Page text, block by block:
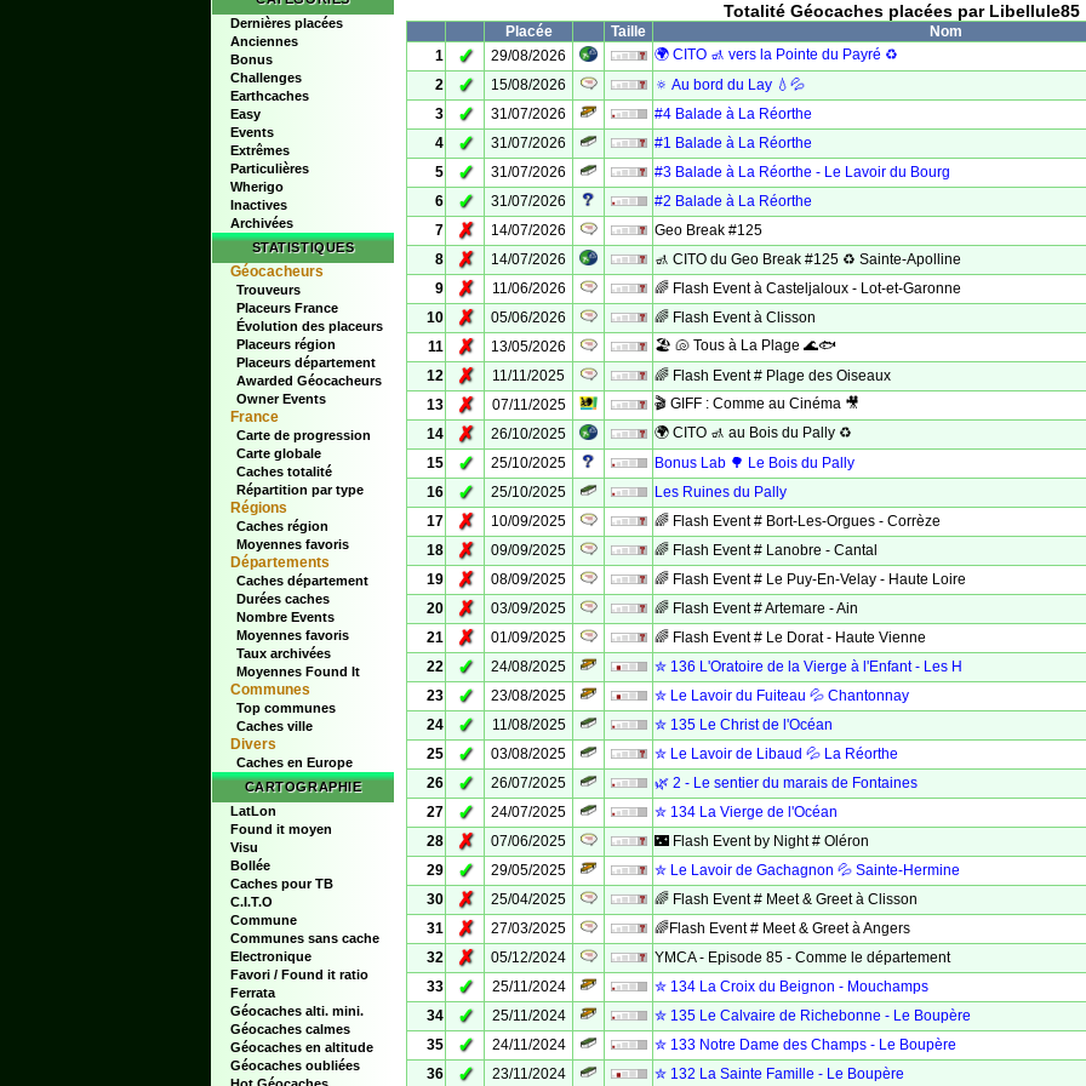
Dernières placées
Anciennes
Bonus
Challenges
Earthcaches
Easy
Events
Extrêmes
Particulières
Wherigo
Inactives
Archivées
STATISTIQUES
Géocacheurs
Trouveurs
Placeurs France
Évolution des placeurs
Placeurs région
Placeurs département
Awarded Géocacheurs
Owner Events
France
Carte de progression
Carte globale
Caches totalité
Répartition par type
Régions
Caches région
Moyennes favoris
Départements
Caches département
Durées caches
Nombre Events
Moyennes favoris
Taux archivées
Moyennes Found It
Communes
Top communes
Caches ville
Divers
Caches en Europe
CARTOGRAPHIE
LatLon
Found it moyen
Visu
Bollée
Caches pour TB
C.I.T.O
Commune
Communes sans cache
Electronique
Favori / Found it ratio
Ferrata
Géocaches alti. mini.
Géocaches calmes
Géocaches en altitude
Géocaches oubliées
Totalité Géocaches placées par Libellule85
Placée Taille
Nom
1
✓ 29/08/2026
🌍 CITO 🚮 vers la Pointe du Payré ♻️
2
✓ 15/08/2026
🔅 Au bord du Lay 💧💦
3
✓ 31/07/2026
#4 Balade à La Réorthe
4
✓ 31/07/2026
#1 Balade à La Réorthe
5
✓ 31/07/2026
#3 Balade à La Réorthe - Le Lavoir du Bourg
6
✓ 31/07/2026
#2 Balade à La Réorthe
7
✗ 14/07/2026
Geo Break #125
8
✗ 14/07/2026
🚮 CITO du Geo Break #125 ♻️ Sainte-Apolline
9
✗ 11/06/2026
🌈 Flash Event à Casteljaloux - Lot-et-Garonne
10
✗ 05/06/2026
🌈 Flash Event à Clisson
11
✗ 13/05/2026
🏖 🐚 Tous à La Plage 🌊🐟
12
✗ 11/11/2025
🌈 Flash Event # Plage des Oiseaux
13
✗ 07/11/2025
🎬 GIFF : Comme au Cinéma 🎥
14
✗ 26/10/2025
🌍 CITO 🚮 au Bois du Pally ♻️
15
✓ 25/10/2025
Bonus Lab 🌳 Le Bois du Pally
16
✓ 25/10/2025
Les Ruines du Pally
17
✗ 10/09/2025
🌈 Flash Event # Bort-Les-Orgues - Corrèze
18
✗ 09/09/2025
🌈 Flash Event # Lanobre - Cantal
19
✗ 08/09/2025
🌈 Flash Event # Le Puy-En-Velay - Haute Loire
20
✗ 03/09/2025
🌈 Flash Event # Artemare - Ain
21
✗ 01/09/2025
🌈 Flash Event # Le Dorat - Haute Vienne
22
✓ 24/08/2025
✮ 136 L'Oratoire de la Vierge à l'Enfant - Les H
23
✓ 23/08/2025
✮ Le Lavoir du Fuiteau 💦 Chantonnay
24
✓ 11/08/2025
✮ 135 Le Christ de l'Océan
25
✓ 03/08/2025
✮ Le Lavoir de Libaud 💦 La Réorthe
26
✓ 26/07/2025
🌿 2 - Le sentier du marais de Fontaines
27
✓ 24/07/2025
✮ 134 La Vierge de l'Océan
28
✗ 07/06/2025
🌃 Flash Event by Night # Oléron
29
✓ 29/05/2025
✮ Le Lavoir de Gachagnon 💦 Sainte-Hermine
30
✗ 25/04/2025
🌈 Flash Event # Meet & Greet à Clisson
31
✗ 27/03/2025
🌈Flash Event # Meet & Greet à Angers
32
✗ 05/12/2024
YMCA - Episode 85 - Comme le département
33
✓ 25/11/2024
✮ 134 La Croix du Beignon - Mouchamps
34
✓ 25/11/2024
✮ 135 Le Calvaire de Richebonne - Le Boupère
35
✓ 24/11/2024
✮ 133 Notre Dame des Champs - Le Boupère
36
✓ 23/11/2024 ✮ 132 La Sainte Famille - Le Boupère